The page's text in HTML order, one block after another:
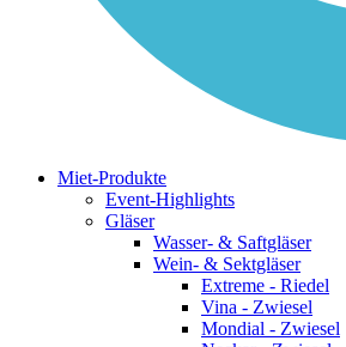
Miet-Produkte
Event-Highlights
Gläser
Wasser- & Saftgläser
Wein- & Sektgläser
Extreme - Riedel
Vina - Zwiesel
Mondial - Zwiesel